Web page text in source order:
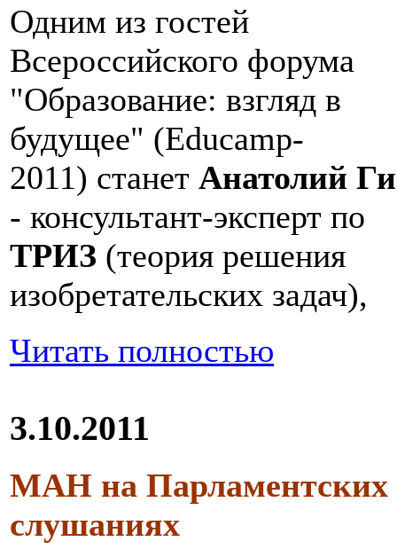
Одним из гостей
Всероссийского форума
"Образование: взгляд в
будущее" (Educamp-
2011) станет Анатолий
- консультант-эксперт по
ТРИЗ (теория решения
изобретательских задач),
Читать полностью
3.10.2011
МАН на Парламентских
слушаниях